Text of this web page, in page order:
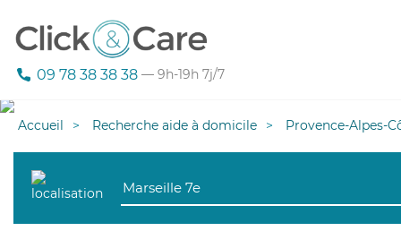
09 78 38 38 38 — 9h-19h 7j/7
Accueil Recherche aide à domicile Provence-Alpes-